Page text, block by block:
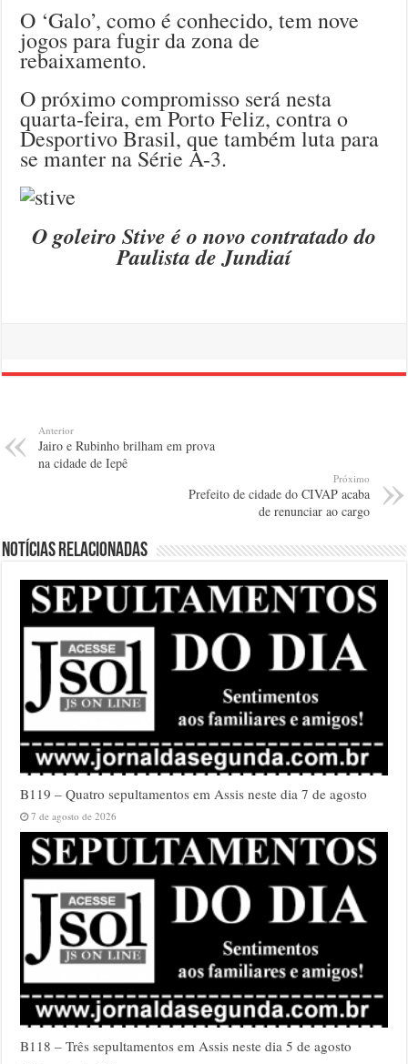
O ‘Galo’, como é conhecido, tem nove
jogos para fugir da zona de
rebaixamento.
O próximo compromisso será nesta
quarta-feira, em Porto Feliz, contra o
Desportivo Brasil, que também luta para
se manter na Série A-3.
O goleiro Stive é o novo contratado do
Paulista de Jundiaí
Anterior
Jairo e Rubinho brilham em prova
na cidade de Iepê
Próximo
Prefeito de cidade do CIVAP acaba
de renunciar ao cargo
Notícias relacionadas
B119 – Quatro sepultamentos em Assis neste dia 7 de agosto
7 de agosto de 2026
B118 – Três sepultamentos em Assis neste dia 5 de agosto